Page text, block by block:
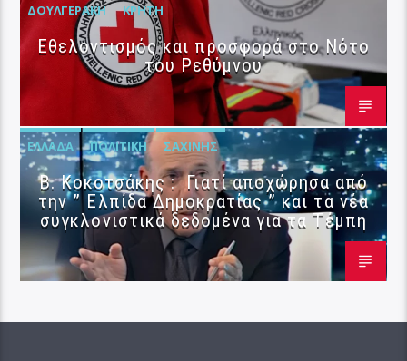
ΔΟΥΛΓΕΡΆΚΗ ΚΡΉΤΗ
Εθελοντισμός και προσφορά στο Νότο
του Ρεθύμνου
ΕΛΛΆΔΑ ΠΟΛΙΤΙΚΉ ΣΑΧΊΝΗΣ
Β. Κοκοτσάκης : Γιατί αποχώρησα από
την ” Ελπίδα Δημοκρατίας ” και τα νέα
συγκλονιστικά δεδομένα για τα Τέμπη